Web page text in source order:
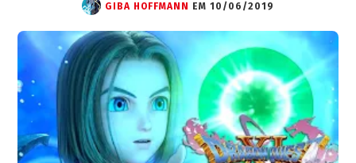
GIBA HOFFMANN EM 10/06/2019